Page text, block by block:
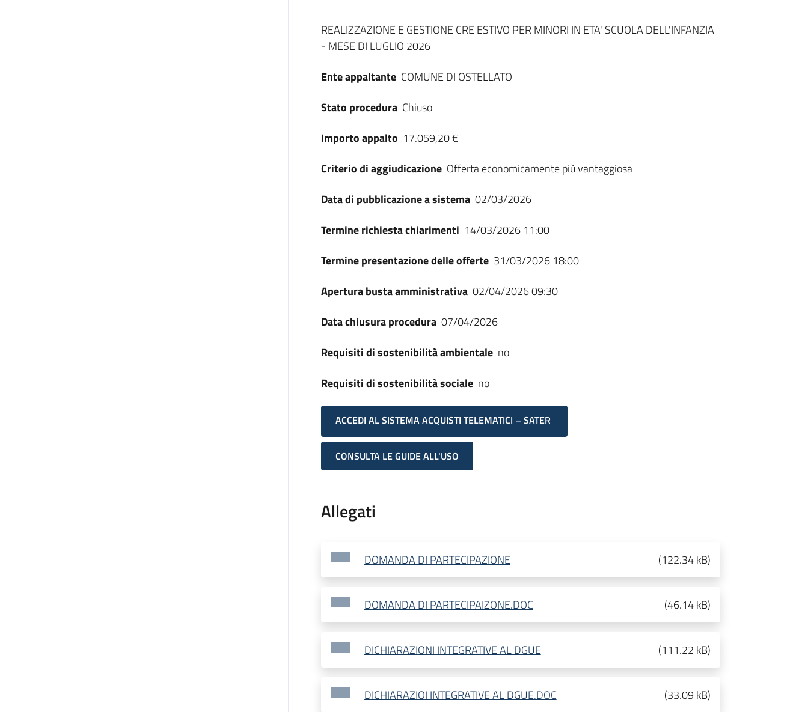
Dati del bando
REALIZZAZIONE E GESTIONE CRE ESTIVO PER MINORI IN ETA' SCUOLA DELL'INFANZIA
- MESE DI LUGLIO 2026
Ente appaltante COMUNE DI OSTELLATO
Stato procedura Chiuso
Importo appalto 17.059,20 €
Criterio di aggiudicazione Offerta economicamente più vantaggiosa
Data di pubblicazione a sistema 02/03/2026
Termine richiesta chiarimenti 14/03/2026 11:00
Termine presentazione delle offerte 31/03/2026 18:00
Apertura busta amministrativa 02/04/2026 09:30
Data chiusura procedura 07/04/2026
Requisiti di sostenibilità ambientale no
Requisiti di sostenibilità sociale no
ACCEDI AL SISTEMA ACQUISTI TELEMATICI – SATER
CONSULTA LE GUIDE ALL'USO
Allegati
DOMANDA DI PARTECIPAZIONE (122.34 kB)
DOMANDA DI PARTECIPAIZONE.DOC (46.14 kB)
DICHIARAZIONI INTEGRATIVE AL DGUE (111.22 kB)
DICHIARAZIOI INTEGRATIVE AL DGUE.DOC (33.09 kB)